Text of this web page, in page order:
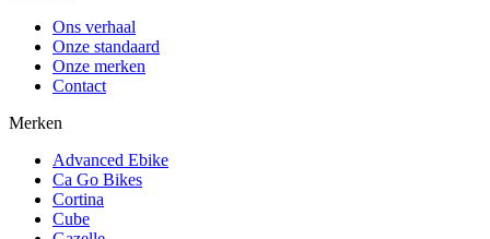
Ons verhaal
Onze standaard
Onze merken
Contact
Merken
Advanced Ebike
Ca Go Bikes
Cortina
Cube